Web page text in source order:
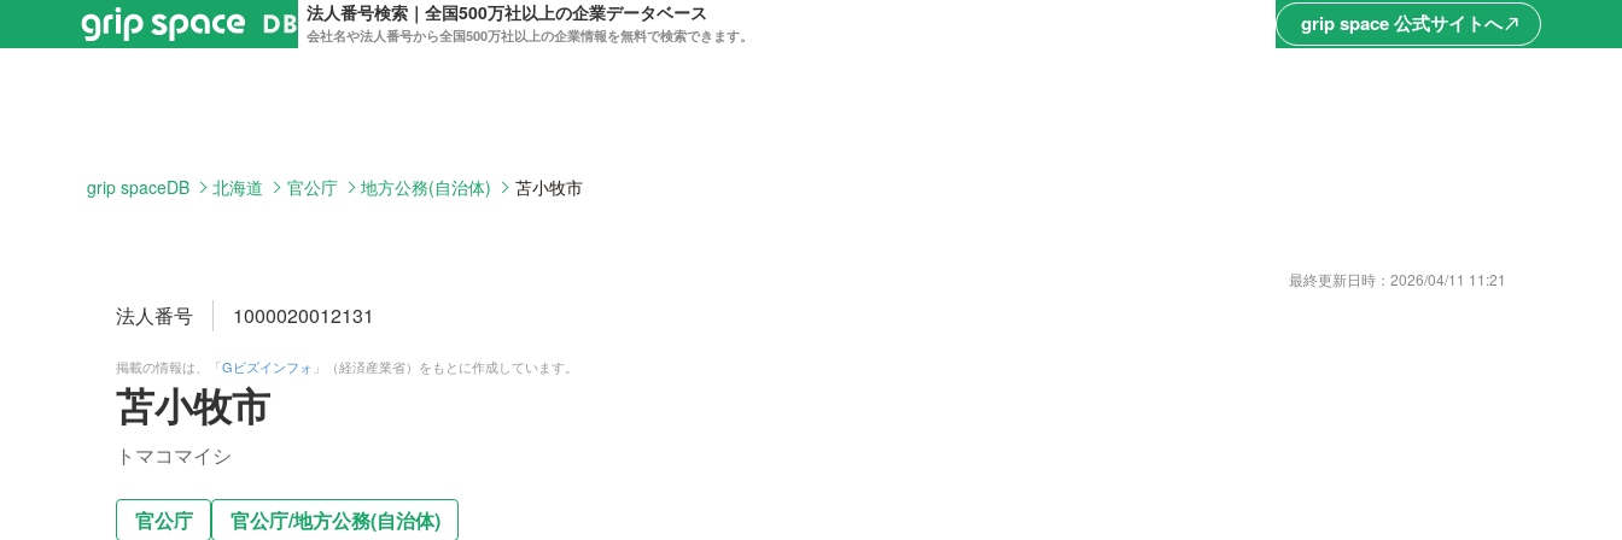
法人番号検索｜全国500万社以上の企業データベース
会社名や法人番号から全国500万社以上の企業情報を無料で検索できます。 grip space 公式サイトへnorth_east
grip spaceDB 北海道 官公庁 地方公務(自治体) 苫小牧市
最終更新日時： 2026/04/11 11:21
法人番号 1000020012131
掲載の情報は、「Gビズインフォ 」（経済産業省）をもとに作成しています。
苫小牧市
トマコマイシ
官公庁 官公庁/地方公務(自治体)